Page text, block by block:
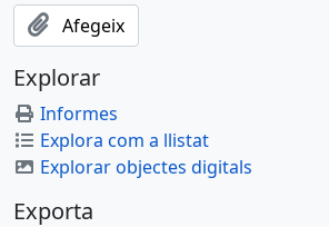
Afegeix
Explorar
Informes
Explora com a llistat
Explorar objectes digitals
Exporta